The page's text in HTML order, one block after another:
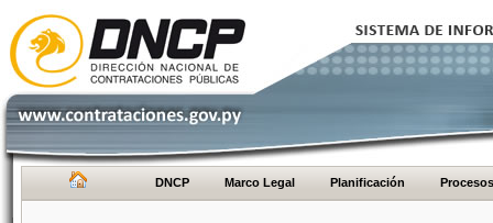
DNCP Marco Legal Planificación Procesos